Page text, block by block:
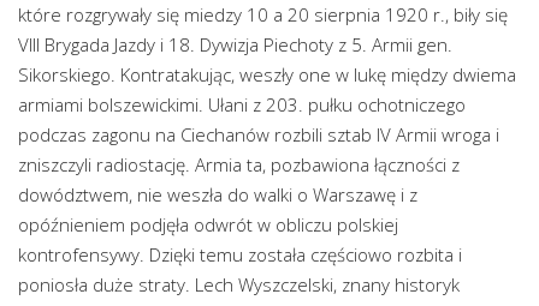
które rozgrywały się miedzy 10 a 20 sierpnia 1920 r., biły się
VIII Brygada Jazdy i 18. Dywizja Piechoty z 5. Armii gen.
Sikorskiego. Kontratakując, weszły one w lukę między dwiema
armiami bolszewickimi. Ułani z 203. pułku ochotniczego
podczas zagonu na Ciechanów rozbili sztab IV Armii wroga i
zniszczyli radiostację. Armia ta, pozbawiona łączności z
dowództwem, nie weszła do walki o Warszawę i z
opóźnieniem podjęła odwrót w obliczu polskiej
kontrofensywy. Dzięki temu została częściowo rozbita i
poniosła duże straty. Lech Wyszczelski, znany historyk